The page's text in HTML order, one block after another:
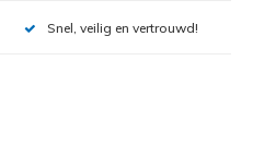
Snel, veilig en vertrouwd!